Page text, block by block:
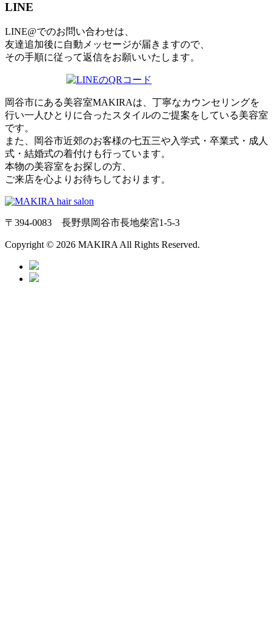
LINE
LINE@でのお問い合わせは、
友達追加後に自動メッセージが届きますので、
その手順に従って返信をお願いいたします。
岡谷市にある美容室MAKIRAは、丁寧なカウンセリングを
行い一人ひとりに合ったスタイルのご提案をしている美容室
です。
また、岡谷市近郊のお客様の七五三や入学式・卒業式・成人
式・結婚式の着付けも行っています。
本物の美容室をお探しの方、
ご来店を心よりお待ちしております。
〒394-0083 長野県岡谷市長地柴宮1-5-3
Copyright © 2026 MAKIRA All Rights Reserved.